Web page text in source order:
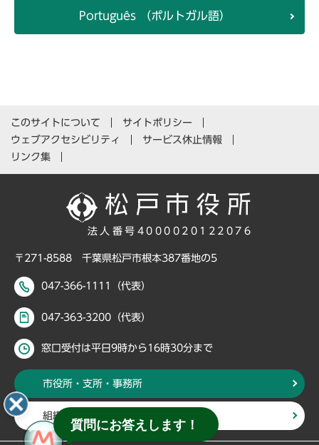
Português （ポルトガル語）
このサイトについて
サイトポリシー
ウェブアクセシビリティ
サービス休止情報
リンク集
法人番号4000020122076
〒271-8588 千葉県松戸市根本387番地の5
047-366-1111（代表）
047-363-3200（代表）
窓口受付は平日9時から16時30分まで
市役所・支所・事務所
組織・部署から探す
質問にお答えします！